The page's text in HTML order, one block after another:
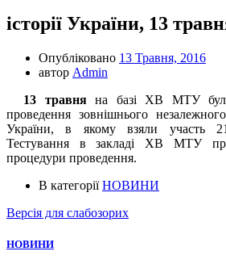
історії України, 13
Опубліковано 13 Травня, 2016
автор Admin
13 травняна базі ХВ МТУ було
проведення зовнішнього
України, в якому взяли участь
Тестування в закладі ХВ МТУ
процедури проведення.
В категоріїНОВИНИ
Версія для слабозорих
НОВИНИ